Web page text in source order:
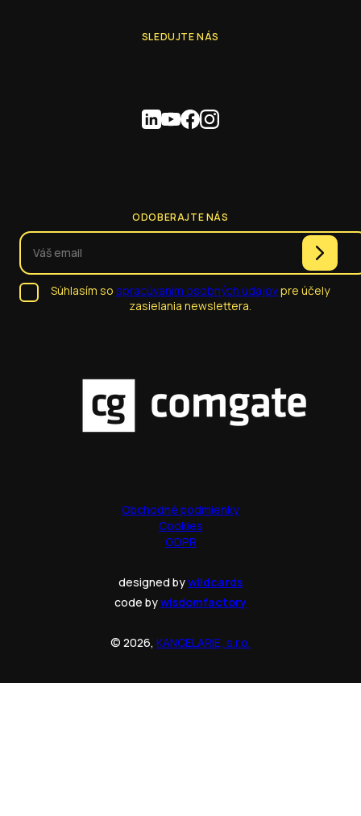
SLEDUJTE NÁS
ODOBERAJTE NÁS
Súhlasím so spracúvaním osobných údajovpre účely
zasielania newslettera.
Obchodné podmienky
Cookies
GDPR
designed bywildcards
code bywisdomfactory
© 2026, KANCELARIE, s.r.o.